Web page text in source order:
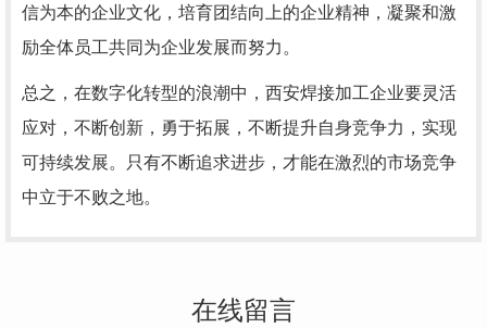
信为本的企业文化，培育团结向上的企业精神，凝聚和激
励全体员工共同为企业发展而努力。
总之，在数字化转型的浪潮中，西安焊接加工企业要灵活
应对，不断创新，勇于拓展，不断提升自身竞争力，实现
可持续发展。只有不断追求进步，才能在激烈的市场竞争
中立于不败之地。
在线留言